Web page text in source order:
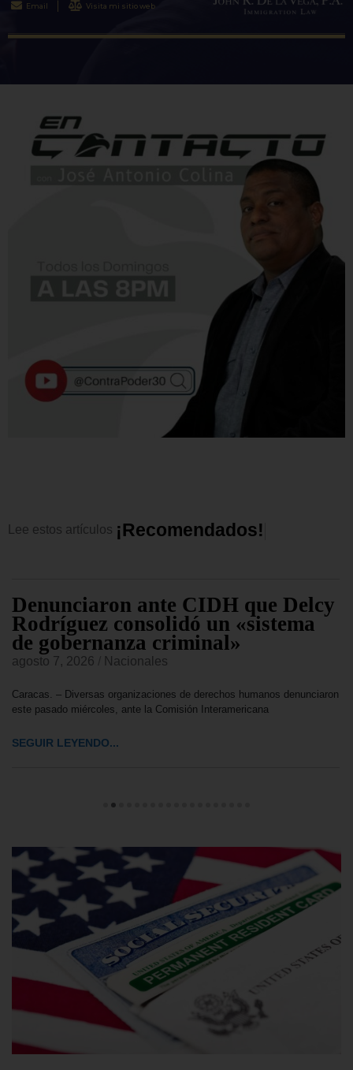
Email Visita mi sitio web
Lee estos artículos ¡Recomendados!
Denunciaron ante CIDH que Delcy
Rodríguez consolidó un «sistema
de gobernanza criminal»
agosto 7, 2026 Nacionales
Caracas. – Diversas organizaciones de derechos humanos denunciaron
este pasado miércoles, ante la Comisión Interamericana
SEGUIR LEYENDO...